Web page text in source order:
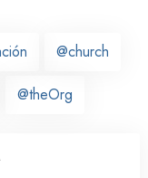
@church
@theOrg